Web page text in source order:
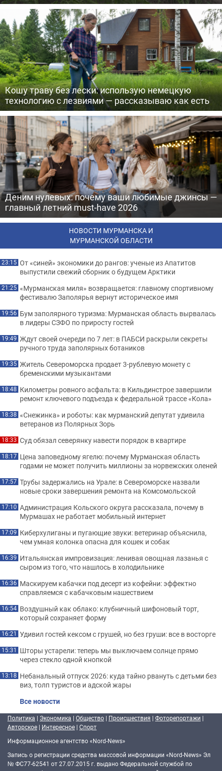
Кошу траву без лески: использую немецкую
технологию с лезвиями — рассказываю как есть
Деним нулевых: почему ваши любимые джинсы —
главный летний must-have 2026
НОВОСТИ МУРМАНСКА И
МУРМАНСКОЙ ОБЛАСТИ
23:15 От «синей» экономики до рангов: ученые из Апатитов
выпустили свежий сборник о будущем Арктики
21:25 «Мурманская миля» возвращается: главному спортивному
фестивалю Заполярья вернут историческое имя
19:56 Бум заполярного туризма: Мурманская область вырвалась
в лидеры СЗФО по приросту гостей
19:49 Ждут своей очереди по 7 лет: в ПАБСИ раскрыли секреты
ручного труда заполярных ботаников
19:35 Житель Североморска продает 3-рублевую монету с
бременскими музыкантами
18:48 Километры ровного асфальта: в Кильдинстрое завершили
ремонт ключевого подъезда к федеральной трассе «Кола»
18:38 «Снежинка» и роботы: как мурманский депутат удивила
ветеранов из Полярных Зорь
18:33 Суд обязал северянку навести порядок в квартире
18:17 Цена заповедному ягелю: почему Мурманская область
годами не может получить миллионы за норвежских оленей
17:57 Трубы задержались на Урале: в Североморске назвали
новые сроки завершения ремонта на Комсомольской
17:10 Администрация Кольского округа рассказала, почему в
Мурмашах не работает мобильный интернет
17:09 Киберхулиганы и пугающие звуки: ветеринар объяснила,
чем умная колонка опасна для кошек и собак
16:39 Итальянская импровизация: ленивая овощная лазанья с
сыром из того, что нашлось в холодильнике
16:36 Маскируем кабачки под десерт из кофейни: эффектно
справляемся с кабачковым нашествием
16:54 Воздушный как облако: клубничный шифоновый торт,
который сохраняет форму
16:21 Удивил гостей кексом с грушей, но без груши: все в восторге
15:31 Шторы устарели: теперь мы выключаем солнце прямо
через стекло одной кнопкой
13:18 Небанальный отпуск 2026: куда тайно рвануть с детьми без
виз, толп туристов и адской жары
Все новости
Политика | Экономика | Общество | Происшествия | Фоторепортажи |
Авторское | Интересное | Спорт
Информационное агентство «Nord-News»
Запись о регистрации средства массовой информации «Nord-News» Эл
№ ФС77-62541 от 27.07.2015 г. выдано Федеральной службой по